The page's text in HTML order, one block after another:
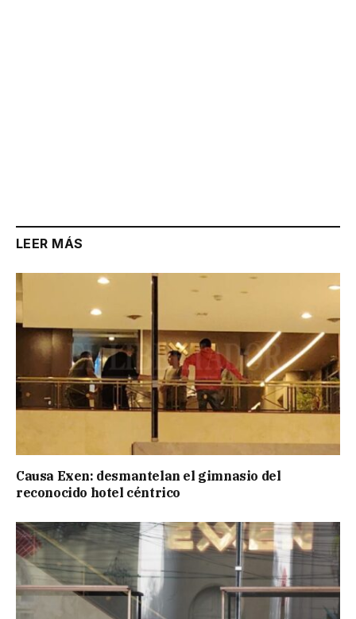
LEER MÁS
Causa Exen: desmantelan el gimnasio del
reconocido hotel céntrico